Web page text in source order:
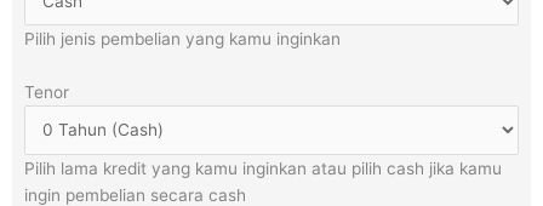
Pilih jenis pembelian yang kamu inginkan
Tenor
Pilih lama kredit yang kamu inginkan atau pilih cash jika kamu
ingin pembelian secara cash